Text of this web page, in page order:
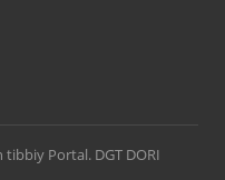
Portal. DGT DORI